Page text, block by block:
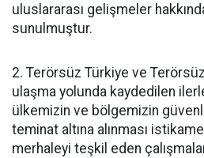
uluslararası gelişmeler
sunulmuştur.
2. Terörsüz Türkiye ve
ulaşma yolunda kaydedilen
ülkemizin ve bölgemizin
teminat altına alınması
merhaleyi teşkil eden